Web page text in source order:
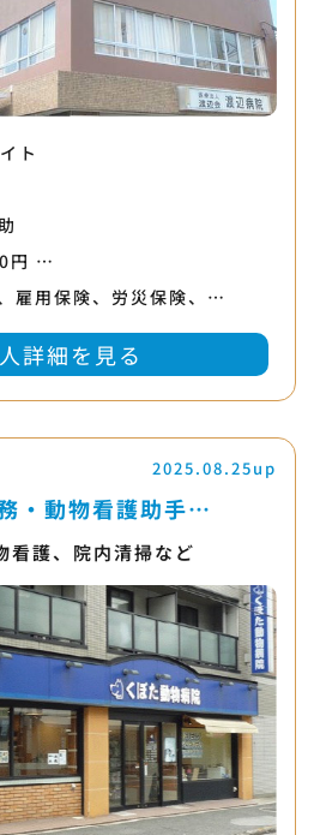
ト
円 …
雇用保険、労災保険、…
詳細を見る
2025.08.25up
・動物看護助手…
看護、院内清掃など